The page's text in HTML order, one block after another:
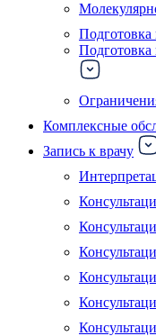
Подготовка
Подготовка
Комплексные
Запись к врачу